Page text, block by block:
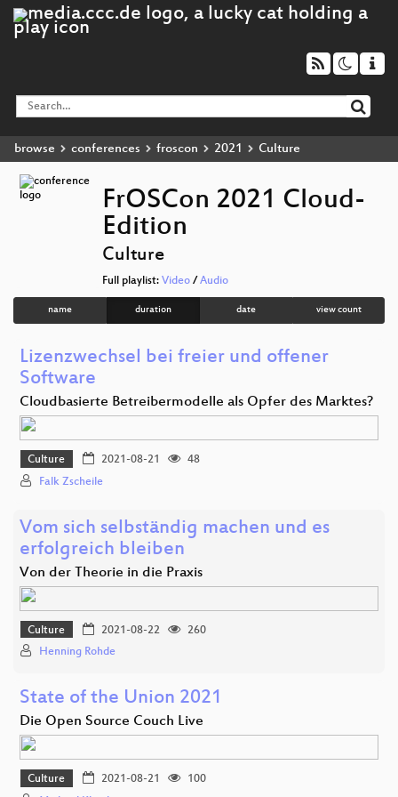
browse conferences froscon 2021 Culture
FrOSCon 2021 Cloud-
Edition
Culture
Full playlist: Video/ Audio
name duration date view count
Lizenzwechsel bei freier und offener
Software
Cloudbasierte Betreibermodelle als Opfer des Marktes?
Culture 2021-08-21
48
Falk Zscheile
Vom sich selbständig machen und es
erfolgreich bleiben
Von der Theorie in die Praxis
Culture 2021-08-22
260
Henning Rohde
State of the Union 2021
Die Open Source Couch Live
Culture 2021-08-21
100